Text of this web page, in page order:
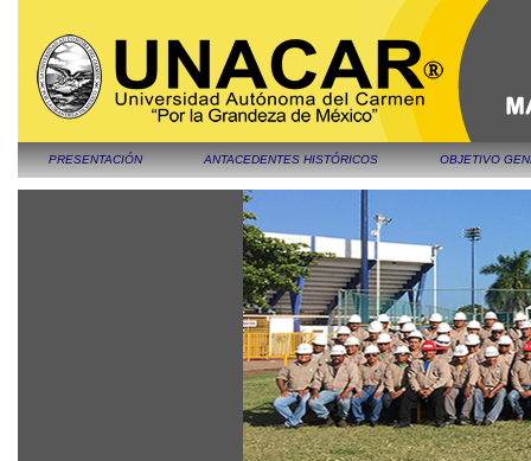
PRESENTACIÓN ANTACEDENTES HISTÓRICOS OBJETIVO